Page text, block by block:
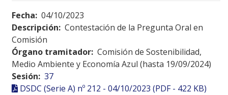
Fecha: 04/10/2023
Descripción: Contestación de la Pregunta Oral en
Comisión
Órgano tramitador: Comisión de Sostenibilidad,
Medio Ambiente y Economía Azul (hasta 19/09/2024)
Sesión: 37
DSDC (Serie A) nº 212 - 04/10/2023 (PDF - 422 KB)